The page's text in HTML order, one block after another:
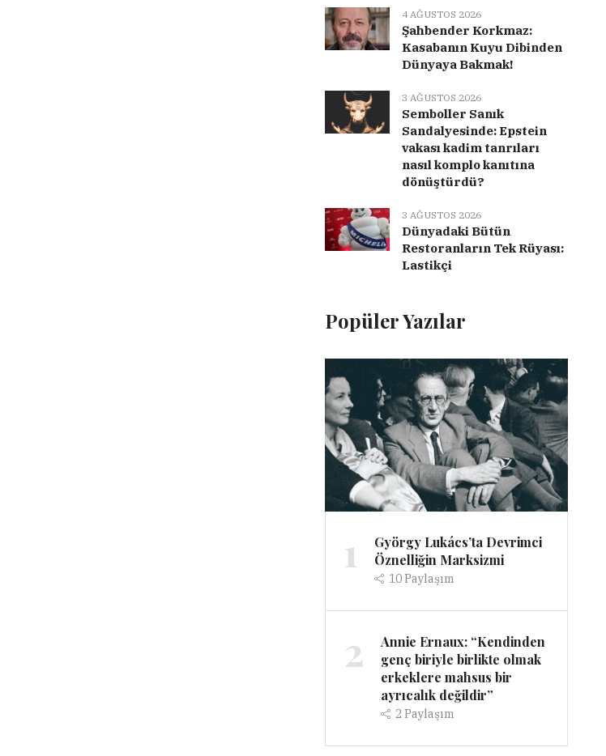
4 AĞUSTOS 2026
Şahbender Korkmaz:
Kasabanın Kuyu Dibinden
Dünyaya Bakmak!
3 AĞUSTOS 2026
Semboller Sanık
Sandalyesinde: Epstein
vakası kadim tanrıları
nasıl komplo kanıtına
dönüştürdü?
3 AĞUSTOS 2026
Dünyadaki Bütün
Restoranların Tek Rüyası:
Lastikçi
Popüler Yazılar
1
György Lukács’ta Devrimci
Öznelliğin Marksizmi
10Paylaşım
2
Annie Ernaux: “Kendinden
genç biriyle birlikte olmak
erkeklere mahsus bir
ayrıcalık değildir”
2Paylaşım